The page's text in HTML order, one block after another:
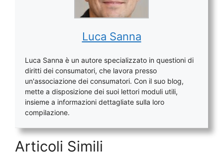
Luca Sanna
Luca Sanna è un autore specializzato in questioni di
diritti dei consumatori, che lavora presso
un'associazione dei consumatori. Con il suo blog,
mette a disposizione dei suoi lettori moduli utili,
insieme a informazioni dettagliate sulla loro
compilazione.
Articoli Simili